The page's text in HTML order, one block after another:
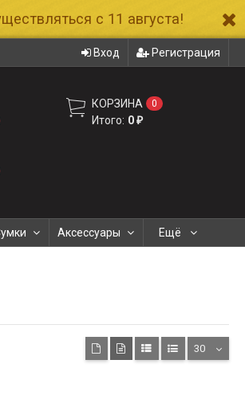
с 11 августа!
Вход Регистрация
КОРЗИНА 0
Итого: 0₽
Аксессуары Ещё
30